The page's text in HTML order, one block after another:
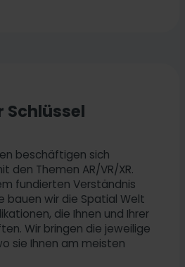
Schlüssel
beschäftigen sich
den Themen AR/VR/XR.
fundierten Verständnis
bauen wir die Spatial Welt
die Ihnen und Ihrer
Wir bringen die jeweilige
sie Ihnen am meisten